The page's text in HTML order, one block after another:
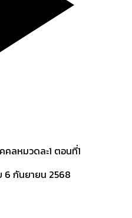
หมวดละ1 ตอนที่1
6 กันยายน 2568